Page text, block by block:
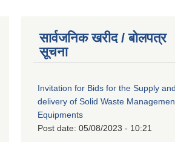
सार्वजनिक खरीद / बोलपत्र
सूचना
Invitation for Bids for the Supply and
delivery of Solid Waste
Equipments
Post date: 05/08/2023 - 10:21